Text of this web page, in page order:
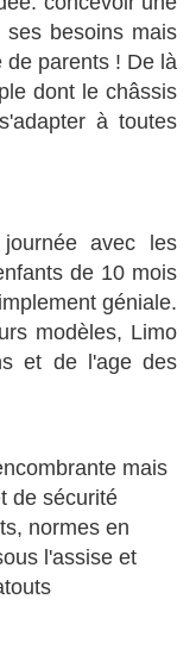
besoins mais
de parents ! De là
dont le châssis
à toutes
avec les
de 10 mois
géniale.
modèles, Limo
et de l'age des
mais
de sécurité
normes en
l'assise et